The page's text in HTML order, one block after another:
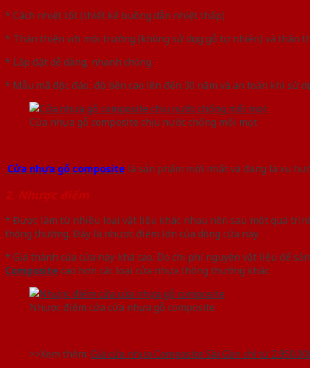
* Cách nhiệt tốt (thiết kế buồng dẫn nhiệt thấp)
* Thân thiện với môi trường (không sử dụng gỗ tự nhiên) và thân
* Lắp đặt dễ dàng, nhanh chóng
* Mẫu mã độc đáo, độ bền cao lên đến 30 năm và an toàn khi sử
Cửa nhựa gỗ composite chịu nước chống mối mọt
Cửa nhựa gỗ composite là sản phẩm mới nhất và đang là xu
2. Nhược điểm
* Được làm từ nhiều loại vật liệu khác nhau nên sau một quá
thông thường. Đây là nhược điểm lớn của dòng cửa này.
* Giá thành của cửa này khá cao. Do chi phí nguyên vật liệu để
Composite cao hơn các loại cửa nhựa thông thường khác.
Nhược điểm cửa cửa nhựa gỗ composite
>>Xem thêm: Giá cửa nhựa Composite Sài Gòn chỉ từ